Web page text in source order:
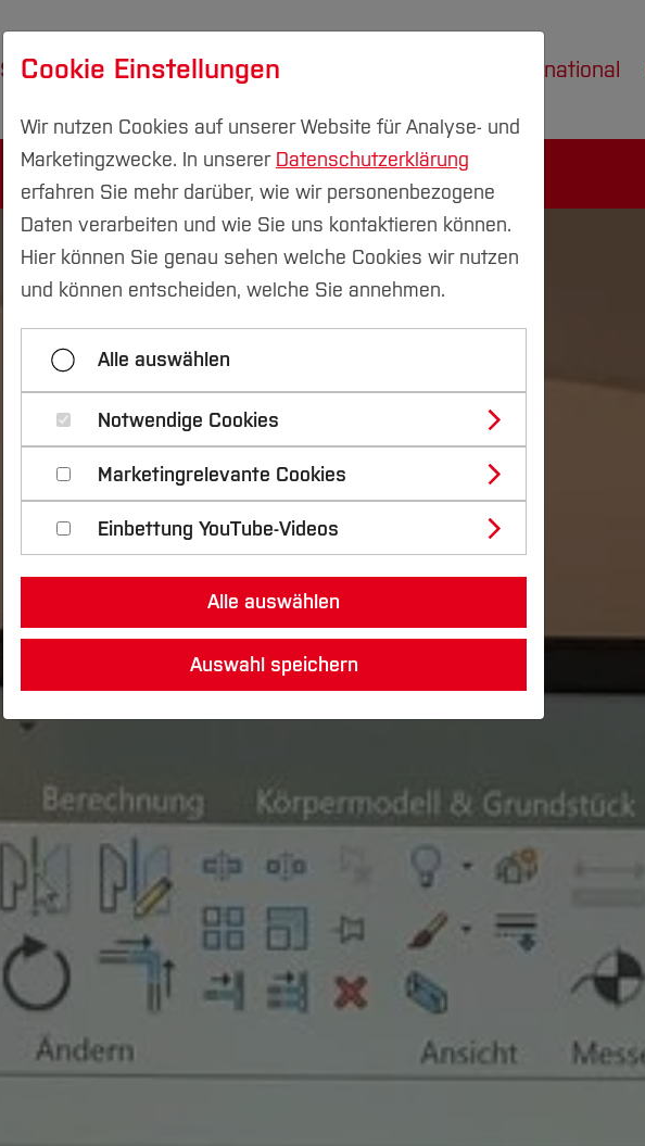
Studium Forschung & Transfer International
Cookie Einstellungen
Wir nutzen Cookies auf unserer Website für Analyse- und
Marketingzwecke. In unserer Datenschutzerklärung
erfahren Sie mehr darüber, wie wir personenbezogene
Daten verarbeiten und wie Sie uns kontaktieren können.
Hier können Sie genau sehen welche Cookies wir nutzen
und können entscheiden, welche Sie annehmen.
Alle auswählen
Notwendige Cookies
Marketingrelevante Cookies
Einbettung YouTube-Videos
Alle auswählen
Auswahl speichern